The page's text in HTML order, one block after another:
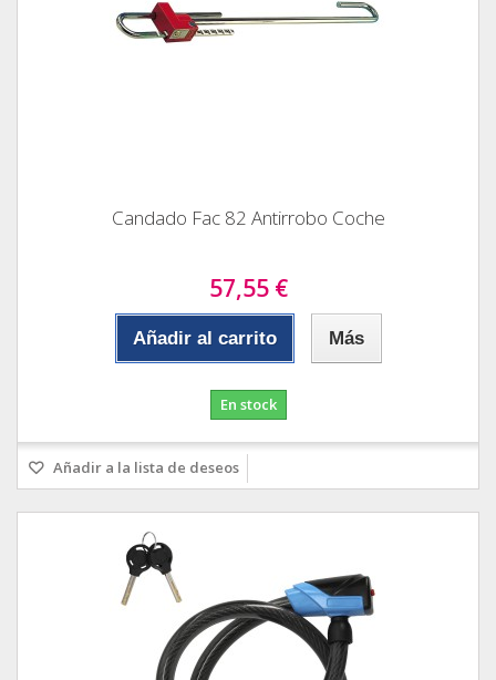
Candado Fac 82 Antirrobo Coche
57,55 €
Añadir al carrito Más
En stock
Añadir a la lista de deseos